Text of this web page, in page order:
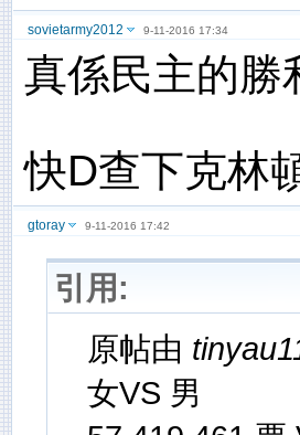
sovietarmy2012 9-11-2016 17:34
真係民主的勝
快D查下克林
gtoray 9-11-2016 17:42
引用:
原帖由
女VS 男